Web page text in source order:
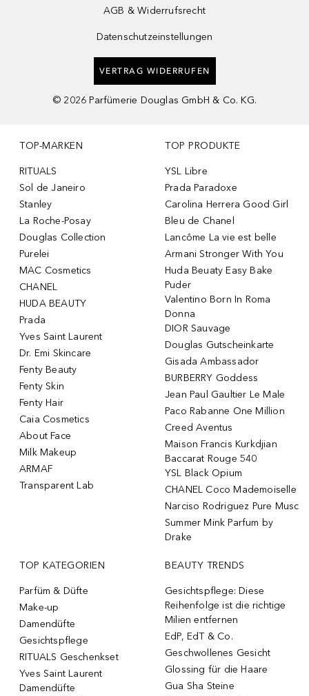
AGB & Widerrufsrecht
Datenschutzeinstellungen
VERTRAG WIDERRUFEN
© 2026 Parfümerie Douglas GmbH & Co. KG.
TOP-MARKEN
RITUALS
Sol de Janeiro
Stanley
La Roche-Posay
Douglas Collection
Purelei
MAC Cosmetics
CHANEL
HUDA BEAUTY
Prada
Yves Saint Laurent
Dr. Emi Skincare
Fenty Beauty
Fenty Skin
Fenty Hair
Caia Cosmetics
About Face
Milk Makeup
ARMAF
Transparent Lab
TOP PRODUKTE
YSL Libre
Prada Paradoxe
Carolina Herrera Good Girl
Bleu de Chanel
Lancôme La vie est belle
Armani Stronger With You
Huda Beuaty Easy Bake
Puder
Valentino Born In Roma
Donna
DIOR Sauvage
Douglas Gutscheinkarte
Gisada Ambassador
BURBERRY Goddess
Jean Paul Gaultier Le Male
Paco Rabanne One Million
Creed Aventus
Maison Francis Kurkdjian
Baccarat Rouge 540
YSL Black Opium
CHANEL Coco Mademoiselle
Narciso Rodriguez Pure Musc
Summer Mink Parfum by
Drake
TOP KATEGORIEN
Parfüm & Düfte
Make-up
Damendüfte
Gesichtspflege
RITUALS Geschenkset
Yves Saint Laurent
Damendüfte
BEAUTY TRENDS
Gesichtspflege: Diese
Reihenfolge ist die richtige
Milien entfernen
EdP, EdT & Co.
Geschwollenes Gesicht
Glossing für die Haare
Gua Sha Steine